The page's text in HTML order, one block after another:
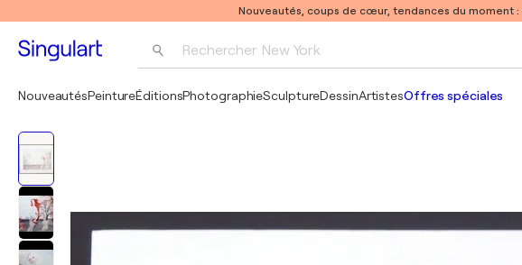
Nouveautés, coups de cœur, tendances du moment :
Rechercher New York
NouveautésPeintureÉditionsPhotographieSculptureDessinArtistesOffres spéciales